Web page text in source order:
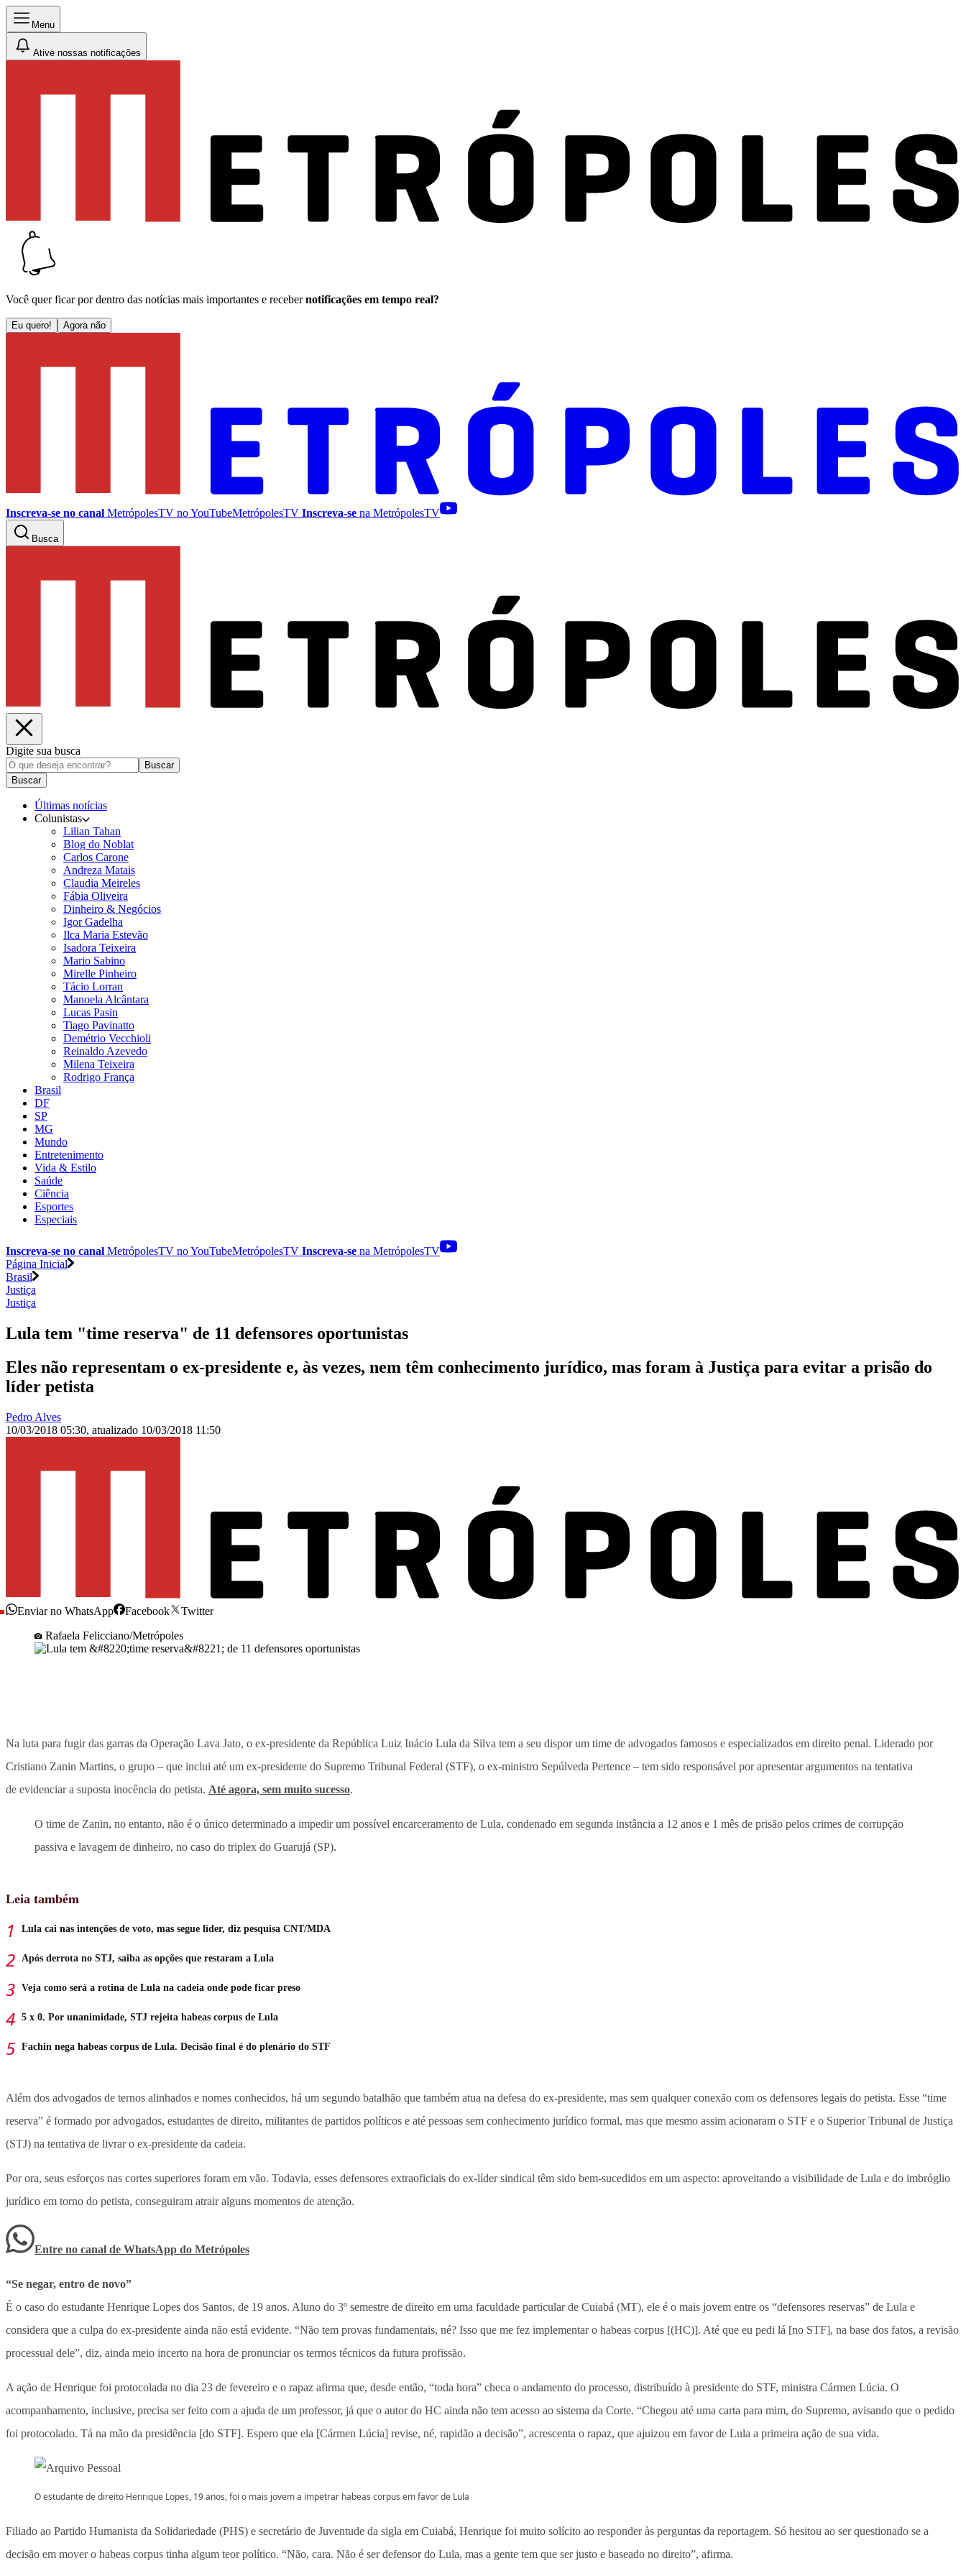
Menu
Ative nossas notificações
Você quer ficar por dentro das notícias mais importantes e receber notificações em tempo real?
Eu quero! Agora não
Inscreva-se no canal MetrópolesTV noYouTubeMetrópolesTV Inscreva-se na MetrópolesTV
Busca
Digite sua busca
Buscar
Buscar
Últimas notícias
Colunistas
Lilian Tahan
Blog do Noblat
Carlos Carone
Andreza Matais
Claudia Meireles
Fábia Oliveira
Dinheiro & Negócios
Igor Gadelha
Ilca Maria Estevão
Isadora Teixeira
Mario Sabino
Mirelle Pinheiro
Tácio Lorran
Manoela Alcântara
Lucas Pasin
Tiago Pavinatto
Demétrio Vecchioli
Reinaldo Azevedo
Milena Teixeira
Rodrigo França
Brasil
DF
SP
MG
Mundo
Entretenimento
Vida & Estilo
Saúde
Ciência
Esportes
Especiais
Inscreva-se no canal MetrópolesTV noYouTubeMetrópolesTV Inscreva-se na MetrópolesTV
Página Inicial
Brasil
Justiça
Justiça
Lula tem "time reserva" de 11 defensores oportunistas
Eles não representam o ex-presidente e, às vezes, nem têm conhecimento jurídico, mas foram à Justiça para evitar a prisão do
líder petista
Pedro Alves
10/03/2018 05:30, atualizado 10/03/2018 11:50
Enviar no WhatsApp Facebook
Twitter
Rafaela Felicciano/Metrópoles
Na luta para fugir das garras da Operação Lava Jato, o ex-presidente da República Luiz Inácio Lula da Silva tem a seu dispor um time de advogados famosos e especializados em direito penal. Liderado por
Cristiano Zanin Martins, o grupo – que inclui até um ex-presidente do Supremo Tribunal Federal (STF), o ex-ministro Sepúlveda Pertence – tem sido responsável por apresentar argumentos na tentativa
de evidenciar a suposta inocência do petista. Até agora, sem muito sucesso.
O time de Zanin, no entanto, não é o único determinado a impedir um possível encarceramento de Lula, condenado em segunda instância a 12 anos e 1 mês de prisão pelos crimes de corrupção
passiva e lavagem de dinheiro, no caso do triplex do Guarujá (SP).
Leia também
Lula cai nas intenções de voto, mas segue líder, diz pesquisa CNT/MDA
Após derrota no STJ, saiba as opções que restaram a Lula
Veja como será a rotina de Lula na cadeia onde pode ficar preso
5 x 0. Por unanimidade, STJ rejeita habeas corpus de Lula
Fachin nega habeas corpus de Lula. Decisão final é do plenário do STF
Além dos advogados de ternos alinhados e nomes conhecidos, há um segundo batalhão que também atua na defesa do ex-presidente, mas sem qualquer conexão com os defensores legais do petista. Esse “time
reserva” é formado por advogados, estudantes de direito, militantes de partidos políticos e até pessoas sem conhecimento jurídico formal, mas que mesmo assim acionaram o STF e o Superior Tribunal de Justiça
(STJ) na tentativa de livrar o ex-presidente da cadeia.
Por ora, seus esforços nas cortes superiores foram em vão. Todavia, esses defensores extraoficiais do ex-líder sindical têm sido bem-sucedidos em um aspecto: aproveitando a visibilidade de Lula e do imbróglio
jurídico em torno do petista, conseguiram atrair alguns momentos de atenção.
Entre no canal de WhatsApp do Metrópoles
“Se negar, entro de novo”
É o caso do estudante Henrique Lopes dos Santos, de 19 anos. Aluno do 3º semestre de direito em uma faculdade particular de Cuiabá (MT), ele é o mais jovem entre os “defensores reservas” de Lula e
considera que a culpa do ex-presidente ainda não está evidente. “Não tem provas fundamentais, né? Isso que me fez implementar o habeas corpus [(HC)]. Até que eu pedi lá [no STF], na base dos fatos, a revisão
processual dele”, diz, ainda meio incerto na hora de pronunciar os termos técnicos da futura profissão.
A ação de Henrique foi protocolada no dia 23 de fevereiro e o rapaz afirma que, desde então, “toda hora” checa o andamento do processo, distribuído à presidente do STF, ministra Cármen Lúcia. O
acompanhamento, inclusive, precisa ser feito com a ajuda de um professor, já que o autor do HC ainda não tem acesso ao sistema da Corte. “Chegou até uma carta para mim, do Supremo, avisando que o pedido
foi protocolado. Tá na mão da presidência [do STF]. Espero que ela [Cármen Lúcia] revise, né, rapidão a decisão”, acrescenta o rapaz, que ajuizou em favor de Lula a primeira ação de sua vida.
O estudante de direito Henrique Lopes, 19 anos, foi o mais jovem a impetrar habeas corpus em favor de Lula
Filiado ao Partido Humanista da Solidariedade (PHS) e secretário de Juventude da sigla em Cuiabá, Henrique foi muito solícito ao responder às perguntas da reportagem. Só hesitou ao ser questionado se a
decisão em mover o habeas corpus tinha algum teor político. “Não, cara. Não é ser defensor do Lula, mas a gente tem que ser justo e baseado no direito”, afirma.